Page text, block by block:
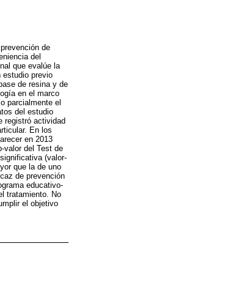
de
del
que evalúe la
estudio previo
de resina y de
en el marco
parcialmente el
del estudio
registró actividad
En los
en 2013
valor del Test de
(valor-
que la de uno
de prevención
educativo-
tratamiento. No
el objetivo